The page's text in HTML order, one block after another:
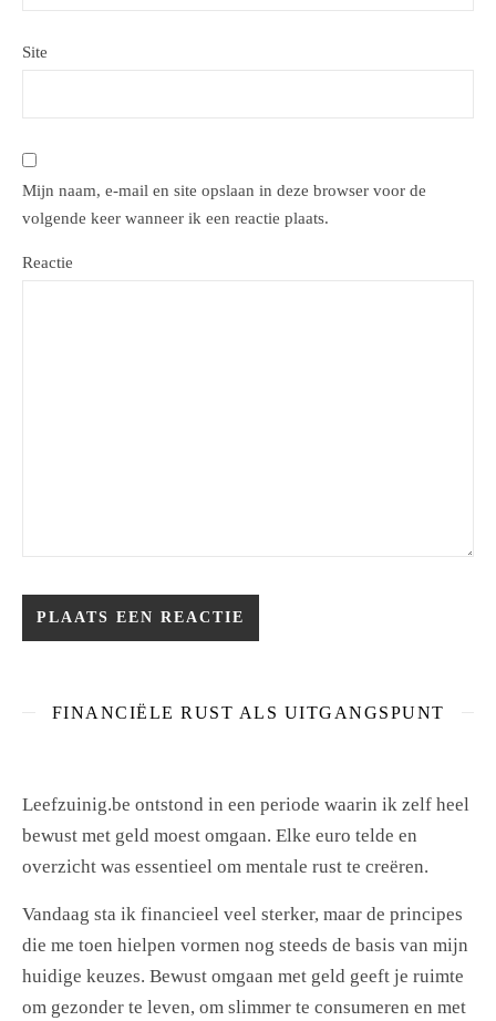
Site
Mijn naam, e-mail en site opslaan in deze browser voor de
volgende keer wanneer ik een reactie plaats.
Reactie
FINANCIËLE RUST ALS UITGANGSPUNT
Leefzuinig.be ontstond in een periode waarin ik zelf heel
bewust met geld moest omgaan. Elke euro telde en
overzicht was essentieel om mentale rust te creëren.
Vandaag sta ik financieel veel sterker, maar de principes
die me toen hielpen vormen nog steeds de basis van mijn
huidige keuzes. Bewust omgaan met geld geeft je ruimte
om gezonder te leven, om slimmer te consumeren en met